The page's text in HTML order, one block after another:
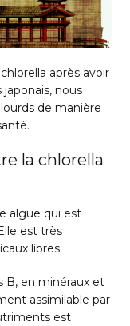
après avoir
nous
de manière
la chlorella
algue qui est
est très
libres.
B, en minéraux et
assimilable par
est